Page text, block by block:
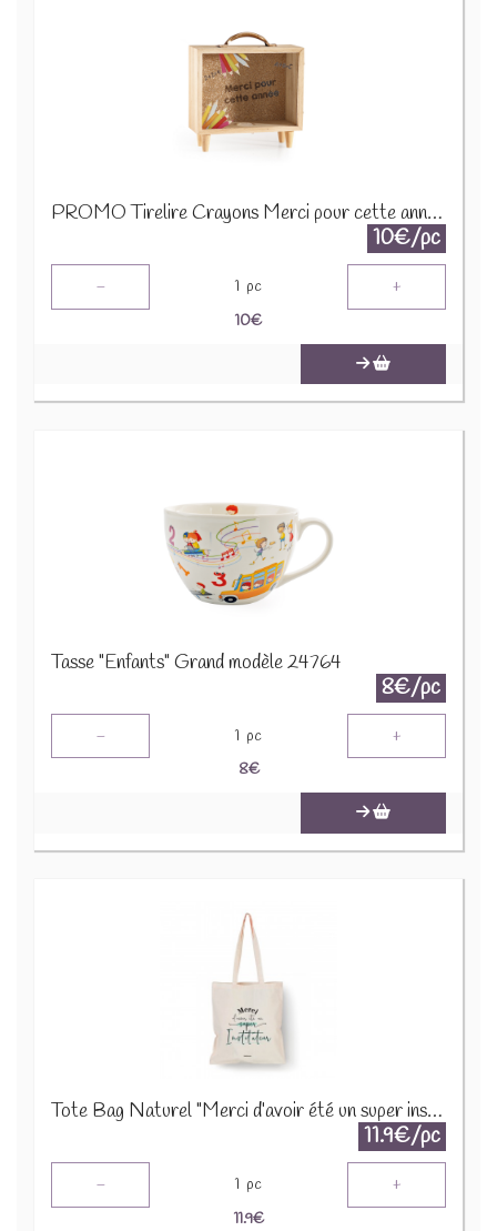
PROMO Tirelire Crayons Merci pour cette année 1600
10€/pc
- 1 pc +
10€
Tasse "Enfants" Grand modèle 24764
8€/pc
- 1 pc +
8€
Tote Bag Naturel "Merci d’avoir été un super instituteur TOTNSC279
11.9€/pc
- 1 pc +
11.9€